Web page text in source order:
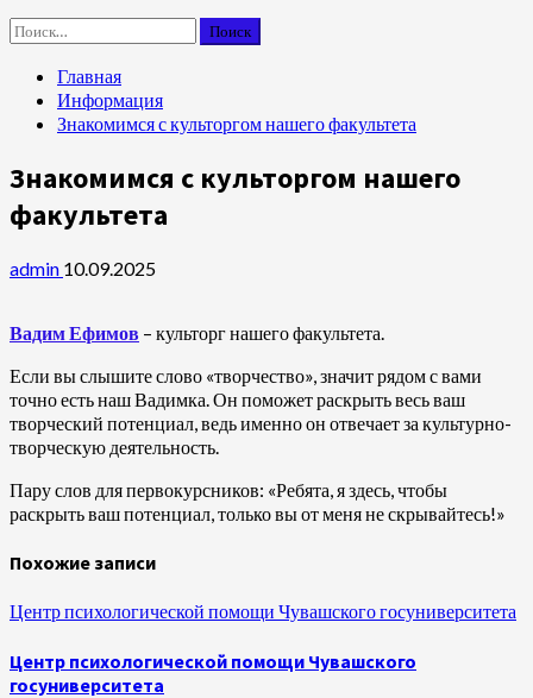
Найти:
Главная
Информация
Знакомимся с культоргом нашего факультета
Знакомимся с культоргом нашего
факультета
admin 10.09.2025
Вадим Ефимов – культорг нашего факультета.
Если вы слышите слово «творчество», значит рядом с вами
точно есть наш Вадимка. Он поможет раскрыть весь ваш
творческий потенциал, ведь именно он отвечает за культурно-
творческую деятельность.
Пару слов для первокурсников: «Ребята, я здесь, чтобы
раскрыть ваш потенциал, только вы от меня не скрывайтесь!»
Похожие записи
Центр психологической помощи Чувашского госуниверситета
Центр психологической помощи Чувашского
госуниверситета